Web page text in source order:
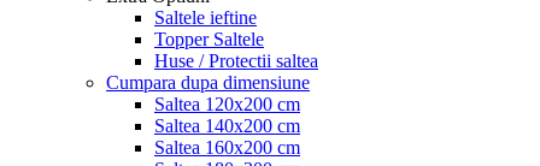
Saltele ieftine
Topper Saltele
Huse / Protectii saltea
Cumpara dupa dimensiune
Saltea 120x200 cm
Saltea 140x200 cm
Saltea 160x200 cm